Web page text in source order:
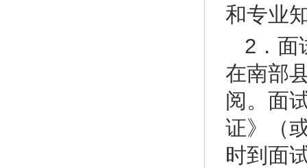
和专业
2．面
在南部
阅。面
证》（
时到面